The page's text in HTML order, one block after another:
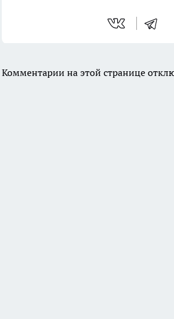
Комментарии на этой странице